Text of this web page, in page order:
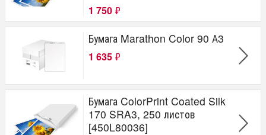
1 750 ₽
Бумага Marathon Color 90 А3
1 635 ₽
Бумага ColorPrint Coated Silk
170 SRA3, 250 листов
[450L80036]